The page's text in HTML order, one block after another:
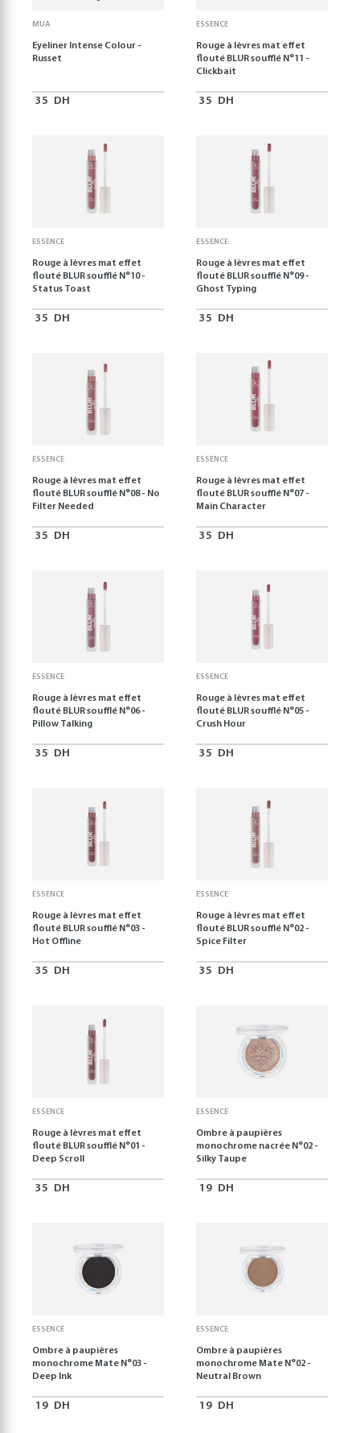
MUA
Eyeliner Intense Colour -
Russet
35 DH
ESSENCE
Rouge à lèvres mat effet
flouté BLUR soufflé N°11 -
Clickbait
35 DH
ESSENCE
Rouge à lèvres mat effet
flouté BLUR soufflé N°10 -
Status Toast
35 DH
ESSENCE
Rouge à lèvres mat effet
flouté BLUR soufflé N°09 -
Ghost Typing
35 DH
ESSENCE
Rouge à lèvres mat effet
flouté BLUR soufflé N°08 - No
Filter Needed
35 DH
ESSENCE
Rouge à lèvres mat effet
flouté BLUR soufflé N°07 -
Main Character
35 DH
ESSENCE
Rouge à lèvres mat effet
flouté BLUR soufflé N°06 -
Pillow Talking
35 DH
ESSENCE
Rouge à lèvres mat effet
flouté BLUR soufflé N°05 -
Crush Hour
35 DH
ESSENCE
Rouge à lèvres mat effet
flouté BLUR soufflé N°03 -
Hot Offline
35 DH
ESSENCE
Rouge à lèvres mat effet
flouté BLUR soufflé N°02 -
Spice Filter
35 DH
ESSENCE
Rouge à lèvres mat effet
flouté BLUR soufflé N°01 -
Deep Scroll
35 DH
ESSENCE
Ombre à paupières
monochrome nacrée N°02 -
Silky Taupe
19 DH
ESSENCE
Ombre à paupières
monochrome Mate N°03 -
Deep Ink
19 DH
ESSENCE
Ombre à paupières
monochrome Mate N°02 -
Neutral Brown
19 DH